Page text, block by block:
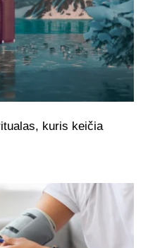
kuris keičia